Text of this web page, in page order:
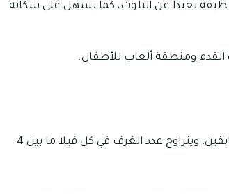
نظيفة بعيداً عن التلوث، كما يسهل على سكانه
ومنطقة ألعاب للأطفال.
تتكون جميع الوحدات في مجمع تيرا نوفا المرابع العربية من الفلل من طابقين، ويتراوح عدد الغرف في كل فيلا ما بين 4